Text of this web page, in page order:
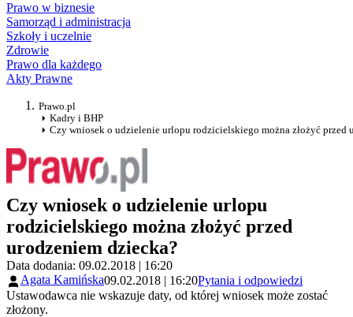
Prawo w biznesie
Samorząd i administracja
Szkoły i uczelnie
Zdrowie
Prawo dla każdego
Akty Prawne
Prawo.pl
Kadry i BHP
Czy wniosek o udzielenie urlopu rodzicielskiego można złożyć przed
Czy wniosek o udzielenie urlopu
rodzicielskiego można złożyć przed
urodzeniem dziecka?
Data dodania: 09.02.2018 | 16:20
Agata Kamińska09.02.2018 | 16:20Pytania i odpowiedzi
Ustawodawca nie wskazuje daty, od której wniosek może zostać
złożony.